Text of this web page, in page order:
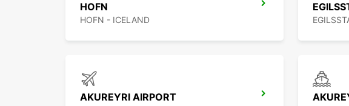
HOFN
HOFN - ICELAND
AKUREYRI AIRPORT